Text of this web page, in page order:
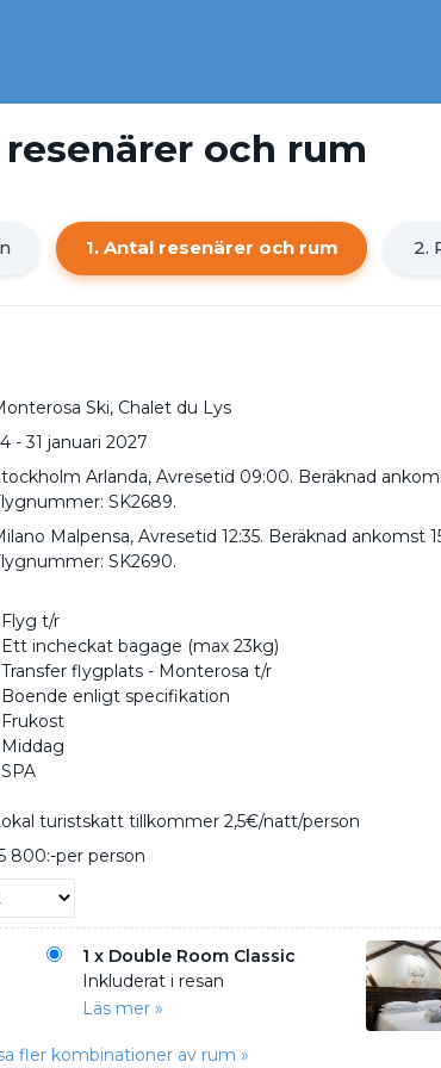
och rum
1. Antal resenärer och rum 2.
Ski, Chalet du Lys
- 31 januari 2027
Arlanda, Avresetid 09:00. Beräknad
SK2689.
Malpensa, Avresetid 12:35. Beräknad ankomst
SK2690.
t/r
incheckat bagage (max 23kg)
flygplats - Monterosa t/r
enligt specifikation
turistskatt tillkommer 2,5€/natt/person
800:-per person
1 x Double Room Classic
Inkluderat i resan
Läs mer »
fler kombinationer av rum »